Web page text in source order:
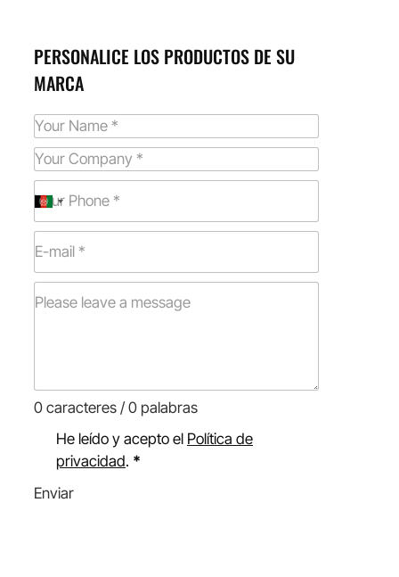
PERSONALICE LOS PRODUCTOS DE SU
MARCA
0 caracteres / 0 palabras
He leído y acepto el Política de
privacidad. *
Enviar